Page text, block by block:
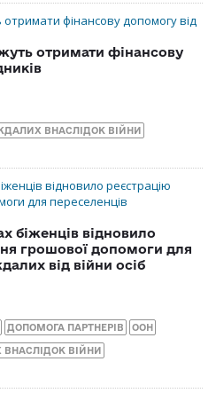
отримати фінансову
ВНАСЛІДОК ВІЙНИ
біженців відновило
грошової допомоги для
від війни осіб
ДОПОМОГА ПАРТНЕРІВ ООН
ВІЙНИ